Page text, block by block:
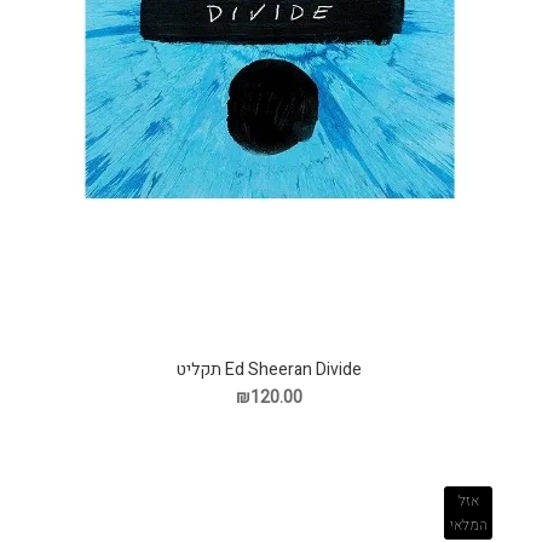
Ed Sheeran Divide תקליט
₪120.00
אזל
המלאי